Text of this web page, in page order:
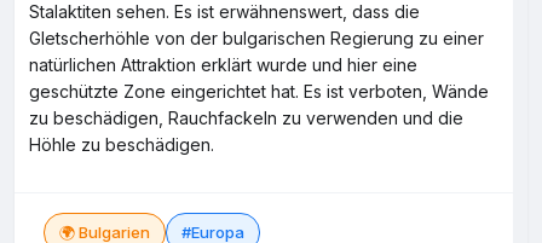
Stalaktiten sehen. Es ist erwähnenswert, dass die
Gletscherhöhle von der bulgarischen Regierung zu einer
natürlichen Attraktion erklärt wurde und hier eine
geschützte Zone eingerichtet hat. Es ist verboten, Wände
zu beschädigen, Rauchfackeln zu verwenden und die
Höhle zu beschädigen.
🌍 Bulgarien #Europa